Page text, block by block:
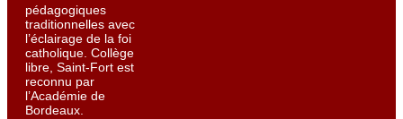
pédagogiques
traditionnelles avec
l’éclairage de la foi
catholique. Collège
libre, Saint-Fort est
reconnu par
l’Académie de
Bordeaux.